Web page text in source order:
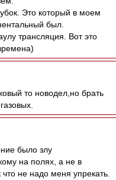
Это который в моем
был.
трансляция. Вот это
то новодел,но брать
было злу
на полях, а не в
не надо меня упрекать.